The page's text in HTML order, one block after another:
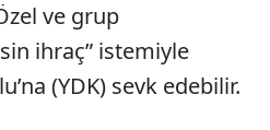
ve grup
ihraç” istemiyle
(YDK) sevk edebilir.